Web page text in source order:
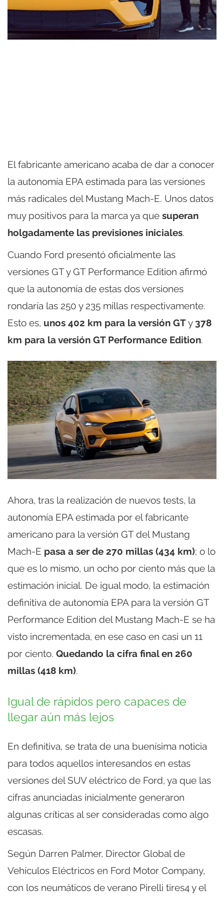
El fabricante americano acaba de dar a conocer
la autonomía EPA estimada para las versiones
más radicales del Mustang Mach-E. Unos datos
muy positivos para la marca ya que superan
holgadamente las previsiones iniciales.
Cuando Ford presentó oficialmente las
versiones GT y GT Performance Edition afirmó
que la autonomía de estas dos versiones
rondaría las 250 y 235 millas respectivamente.
Esto es, unos 402 km para la versión GTy 378
km para la versión GT Performance Edition.
Ahora, tras la realización de nuevos tests, la
autonomía EPA estimada por el fabricante
americano para la versión GT del Mustang
Mach-E pasa a ser de 270 millas (434 km); o lo
que es lo mismo, un ocho por ciento más que la
estimación inicial. De igual modo, la estimación
definitiva de autonomía EPA para la versión GT
Performance Edition del Mustang Mach-E se ha
visto incrementada, en ese caso en casi un 11
por ciento. Quedando la cifra final en 260
millas (418 km).
Igual de rápidos pero capaces de
llegar aún más lejos
En definitiva, se trata de una buenísima noticia
para todos aquellos interesandos en estas
versiones del SUV eléctrico de Ford, ya que las
cifras anunciadas inicialmente generaron
algunas críticas al ser consideradas como algo
escasas.
Según Darren Palmer, Director Global de
Vehículos Eléctricos en Ford Motor Company,
con los neumáticos de verano Pirelli tires4 y el